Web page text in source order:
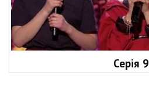
Серія 9